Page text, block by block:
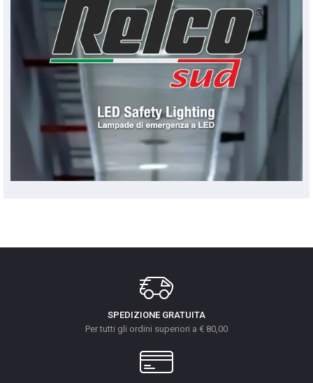
SPEDIZIONE GRATUITA
Per tutti gli ordini superiori a € 80,00